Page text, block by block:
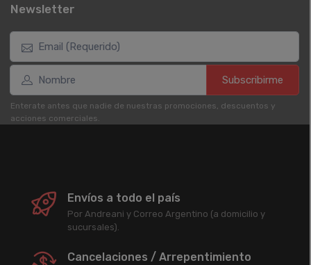
Newsletter
Subscribirme
Enterate antes que nadie de nuestras promociones, descuentos y
acciones comerciales.
Envíos a todo el país
Por Andreani y Correo Argentino (a domicilio y
sucursales).
Cancelaciones / Arrepentimiento